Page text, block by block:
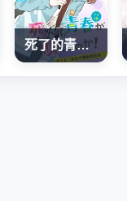
死了的青春还会盛开吗